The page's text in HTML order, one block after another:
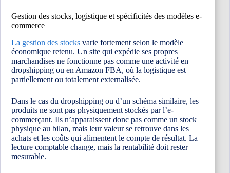
Gestion des stocks, logistique et spécificités des modèles e-
commerce
La gestion des stocks varie fortement selon le modèle
économique retenu. Un site qui expédie ses propres
marchandises ne fonctionne pas comme une activité en
dropshipping ou en Amazon FBA, où la logistique est
partiellement ou totalement externalisée.
Dans le cas du dropshipping ou d’un schéma similaire, les
produits ne sont pas physiquement stockés par l’e-
commerçant. Ils n’apparaissent donc pas comme un stock
physique au bilan, mais leur valeur se retrouve dans les
achats et les coûts qui alimentent le compte de résultat. La
lecture comptable change, mais la rentabilité doit rester
mesurable.